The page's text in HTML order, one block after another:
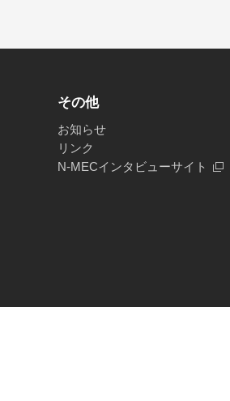
その他
お知らせ
リンク
N-MECインタビューサイト